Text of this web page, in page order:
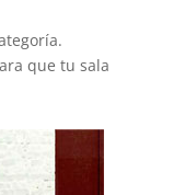
que tu sala